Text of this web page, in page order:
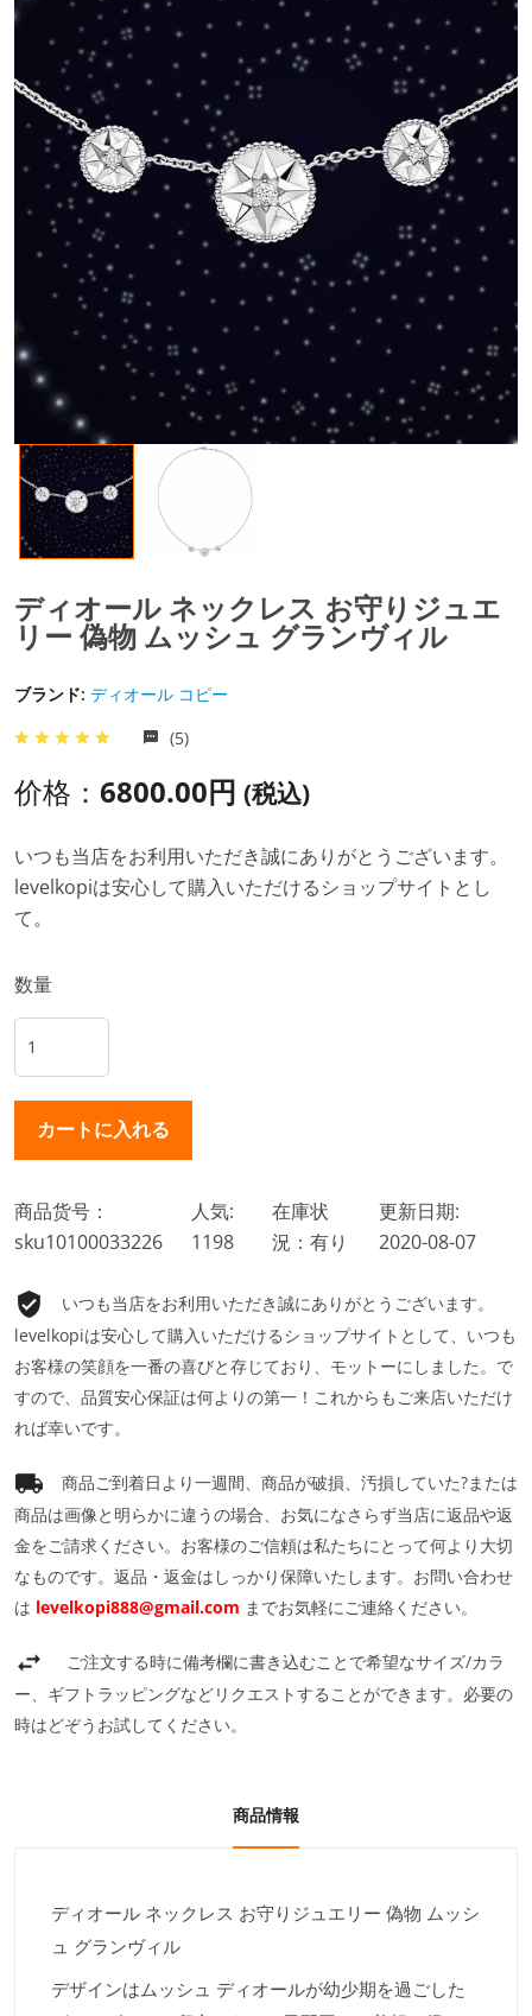
ディオール ネックレス お守りジュエ
リー 偽物 ムッシュ グランヴィル
ブランド: ディオール コピー
(5)
价格： 6800.00円 (税込)
いつも当店をお利用いただき誠にありがとうございます。
levelkopiは安心して購入いただけるショップサイトとし
て。
数量
商品货号：
sku10100033226
人気:
1198
在庫状
況：有り
更新日期:
2020-08-07
いつも当店をお利用いただき誠にありがとうございます。
levelkopiは安心して購入いただけるショップサイトとして、いつも
お客様の笑顔を一番の喜びと存じており、モットーにしました。で
すので、品質安心保証は何よりの第一！これからもご来店いただけ
れば幸いです。
商品ご到着日より一週間、商品が破損、汚損していた?または
商品は画像と明らかに違うの場合、お気になさらず当店に返品や返
金をご請求ください。お客様のご信頼は私たちにとって何より大切
なものです。返品・返金はしっかり保障いたします。お問い合わせ
は levelkopi888@gmail.com までお気軽にご連絡ください。
ご注文する時に備考欄に書き込むことで希望なサイズ/カラ
ー、ギフトラッピングなどリクエストすることができます。必要の
時はどぞうお試してください。
商品情報
ディオール ネックレス お守りジュエリー 偽物 ムッシ
ュ グランヴィル
デザインはムッシュ ディオールが幼少期を過ごした